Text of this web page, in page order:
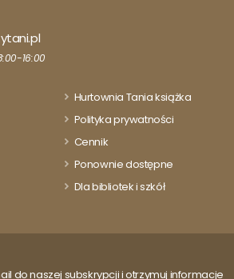
16:00
Hurtownia Tania książka
Polityka prywatności
Cennik
Ponownie dostępne
Dla bibliotek i szkół
do naszej subskrypcji i otrzymuj informacje